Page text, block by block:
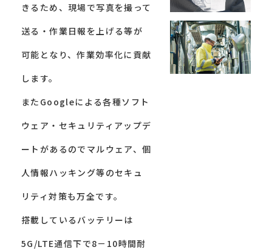
きるため、現場で写真を撮って
送る・作業日報を上げる等が
可能となり、作業効率化に貢献
します。
またGoogleによる各種ソフト
ウェア・セキュリティアップデ
ートがあるのでマルウェア、個
人情報ハッキング等のセキュ
リティ対策も万全です。
搭載しているバッテリーは
5G/LTE通信下で8－10時間耐